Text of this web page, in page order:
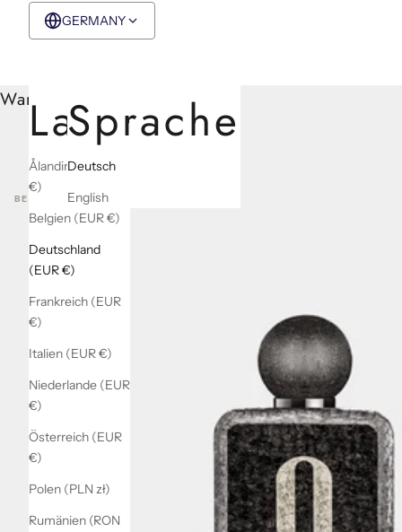
GERMANY
Land
Ålandinseln (EUR
€)
Belgien (EUR €)
Deutschland
(EUR €)
Frankreich (EUR
€)
Italien (EUR €)
Niederlande (EUR
€)
Österreich (EUR
€)
Polen (PLN zł)
Rumänien (RON
Sprache
Deutsch
English
Warenkorb
BEST SELLERS